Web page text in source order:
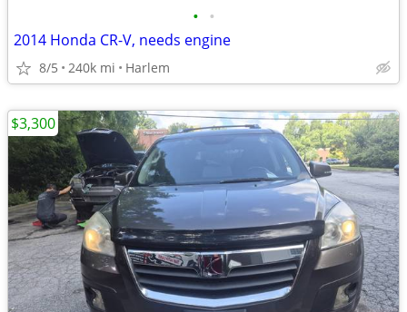
• •
2014 Honda CR-V, needs engine
8/5 240k mi Harlem
$3,300